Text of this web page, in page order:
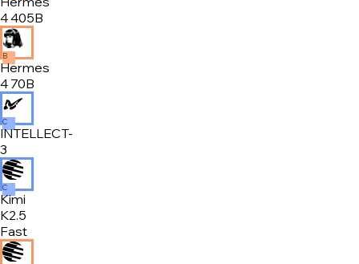
4 405B
B
Hermes
4 70B
C
INTELLECT-
3
C
Kimi
K2.5
Fast